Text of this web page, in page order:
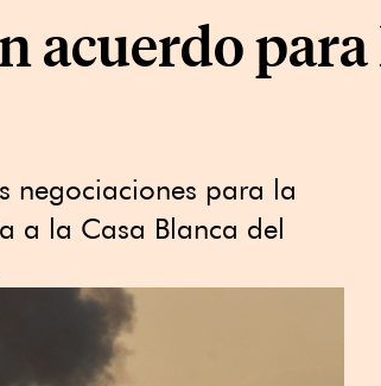
acuerdo para
negociaciones para la
a la Casa Blanca del